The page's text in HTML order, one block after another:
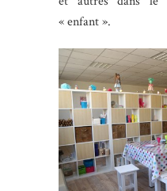
« enfant ».